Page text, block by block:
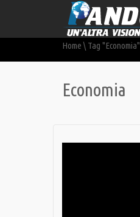
Home \ Tag "Economia"
Economia